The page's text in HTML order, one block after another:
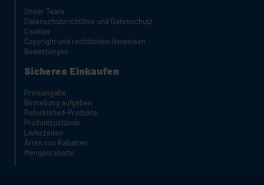
Unser Team
Datenschutzrichtlinie und Datenschutz
Cookies
Copyright und rechtlichen Hinweisen
Bewertungen
Sicheres Einkaufen
Preisangabe
Bestellung aufgeben
Refurbished-Produkte
Produktzustände
Lieferzeiten
Arten von Rabatten
Mengenrabatte